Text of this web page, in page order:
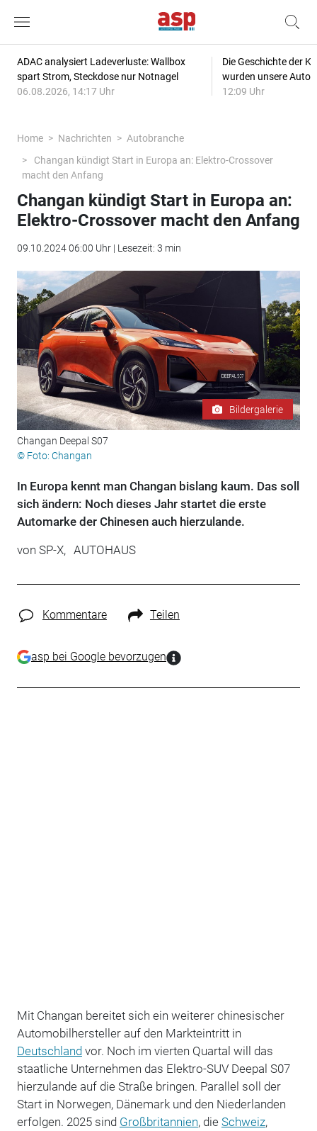
ADAC analysiert Ladeverluste: Wallbox
spart Strom, Steckdose nur Notnagel
06.08.2026, 14:17 Uhr
Die Geschichte der
wurden unsere
12:09 Uhr
Home Nachrichten
Autobranche
Changan kündigt Start in Europa an: Elektro-Crossover
macht den Anfang
Changan kündigt Start in Europa an:
Elektro-Crossover macht den Anfang
09.10.2024 06:00 Uhr | Lesezeit: 3 min
Bildergalerie
Changan Deepal S07
© Foto: Changan
In Europa kennt man Changan bislang kaum. Das soll
sich ändern: Noch dieses Jahr startet die erste
Automarke der Chinesen auch hierzulande.
von SP-X, AUTOHAUS
Kommentare Teilen
asp bei Google bevorzugen
Mit Changan bereitet sich ein weiterer chinesischer
Automobilhersteller auf den Markteintritt in
Deutschlandvor. Noch im vierten Quartal will das
staatliche Unternehmen das Elektro-SUV Deepal S07
hierzulande auf die Straße bringen. Parallel soll der
Start in Norwegen, Dänemark und den Niederlanden
erfolgen. 2025 sind Großbritannien, die Schweiz,